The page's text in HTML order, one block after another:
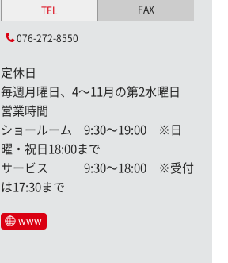
TEL FAX
076-272-8550
定休日
毎週月曜日、4〜11月の第2水曜日
営業時間
ショールーム 9:30〜19:00 ※日
曜・祝日18:00まで
サービス 9:30〜18:00 ※受付
は17:30まで
www